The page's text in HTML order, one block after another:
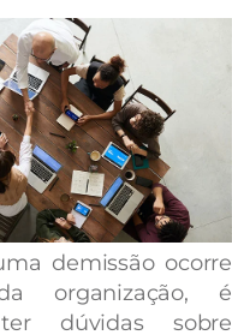
demissão ocorre
organização, é
dúvidas sobre